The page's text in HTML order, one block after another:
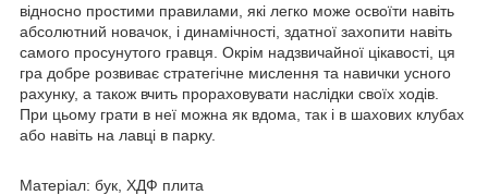
відносно простими правилами, які легко може освоїти навіть
абсолютний новачок, і динамічності, здатної захопити навіть
самого просунутого гравця. Окрім надзвичайної цікавості, ця
гра добре розвиває стратегічне мислення та навички усного
рахунку, а також вчить прораховувати наслідки своїх ходів.
При цьому грати в неї можна як вдома, так і в шахових клубах
або навіть на лавці в парку.
Матеріал: бук, ХДФ плита